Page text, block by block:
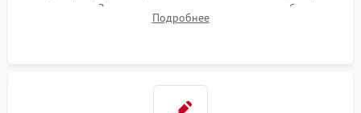
осушителя. Замена изношенных вентиляторов обдува,
сломанных заслонок или поврежденных дверных петель.
Подробнее